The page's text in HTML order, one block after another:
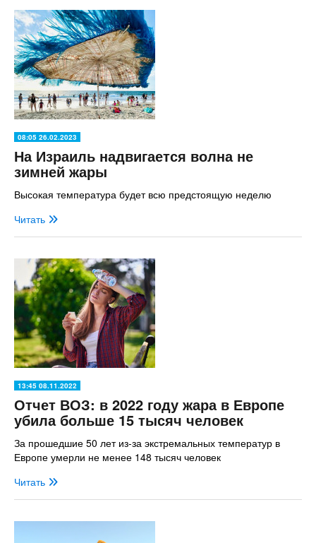
08:05 26.02.2023
На Израиль надвигается волна не
зимней жары
Высокая температура будет всю предстоящую неделю
Читать
13:45 08.11.2022
Отчет ВОЗ: в 2022 году жара в Европе
убила больше 15 тысяч человек
За прошедшие 50 лет из-за экстремальных температур в
Европе умерли не менее 148 тысяч человек
Читать